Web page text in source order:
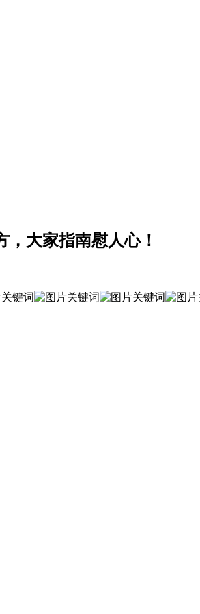
大家指南慰人心！